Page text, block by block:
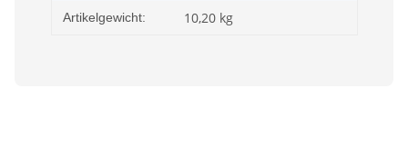
Artikelgewicht: 10,20 kg